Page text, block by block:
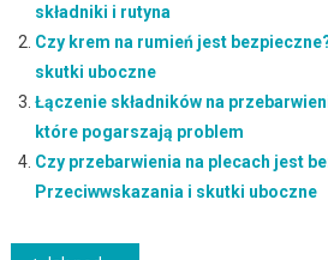
składniki i rutyna
Czy krem na rumień jest
skutki uboczne
Łączenie składników na
które pogarszają problem
Czy przebarwienia na plecach jest
Przeciwwskazania i skutki uboczne